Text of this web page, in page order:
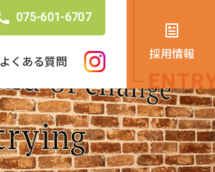
よくある質問 採用情報
075-601-6707